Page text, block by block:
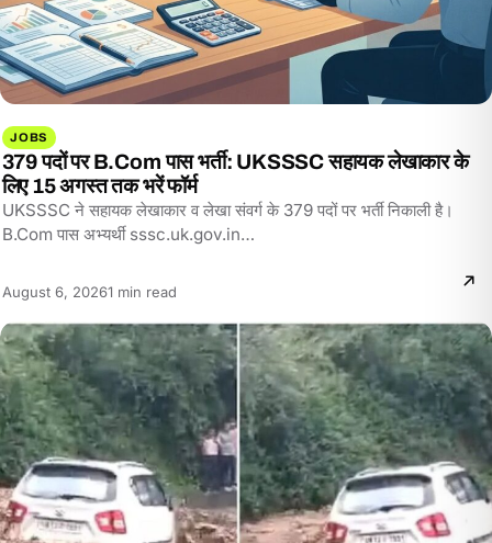
JOBS
379 पदों पर B.Com पास भर्ती: UKSSSC सहायक लेखाकार के
लिए 15 अगस्त तक भरें फॉर्म
UKSSSC ने सहायक लेखाकार व लेखा संवर्ग के 379 पदों पर भर्ती निकाली है।
B.Com पास अभ्यर्थी sssc.uk.gov.in…
August 6, 2026Reading
1 min read